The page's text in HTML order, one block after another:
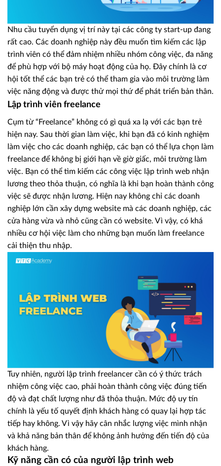
Nhu cầu tuyển dụng vị trí này tại các công ty start-up đang
rất cao. Các doanh nghiệp này đều muốn tìm kiếm các lập
trình viên có thể đảm nhiệm nhiều nhóm công việc, đa năng
để phù hợp với bộ máy hoạt động của họ. Đây chính là cơ
hội tốt thể các bạn trẻ có thể tham gia vào môi trường làm
việc năng động và được thử mọi thứ để phát triển bản thân.
Lập trình viên freelance
Cụm từ “Freelance” không có gì quá xa lạ với các bạn trẻ
hiện nay. Sau thời gian làm việc, khi bạn đã có kinh nghiệm
làm việc cho các doanh nghiệp, các bạn có thể lựa chọn làm
freelance để không bị giới hạn về giờ giấc, môi trường làm
việc. Bạn có thể tìm kiếm các công việc lập trình web nhận
lương theo thỏa thuận, có nghĩa là khi bạn hoàn thành công
việc sẽ được nhận lương. Hiện nay không chỉ các doanh
nghiệp lớn cần xây dựng website mà các doanh nghiệp, các
cửa hàng vừa và nhỏ cũng cần có website. Vì vậy, có khá
nhiều cơ hội việc làm cho những bạn muốn làm freelance
cải thiện thu nhập.
Tuy nhiên, người lập trình freelancer cần có ý thức trách
nhiệm công việc cao, phải hoàn thành công việc đúng tiến
độ và đạt chất lượng như đã thỏa thuận. Mức độ uy tín
chính là yếu tố quyết định khách hàng có quay lại hợp tác
tiếp hay không. Vì vậy hãy cân nhắc lượng việc mình nhận
và khả năng bản thân để không ảnh hưởng đến tiến độ của
khách hàng.
Kỹ năng cần có của người lập trình web